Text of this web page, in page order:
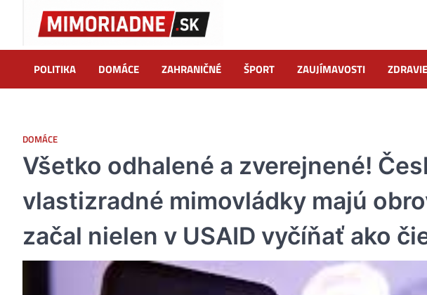
POLITIKA DOMÁCE ZAHRANIČNÉ ŠPORT ZAUJÍMAVOSTI
DOMÁCE
Všetko odhalené a zverejnené!
vlastizradné mimovládky majú
začal nielen v USAID vyčíňať ako